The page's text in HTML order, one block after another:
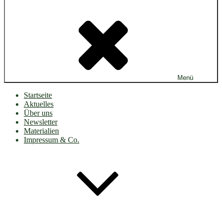
Menü
Startseite
Aktuelles
Über uns
Newsletter
Materialien
Impressum & Co.